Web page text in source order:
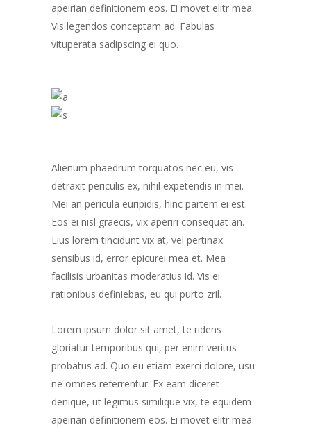
apeirian definitionem eos. Ei movet elitr mea.
Vis legendos conceptam ad. Fabulas
vituperata sadipscing ei quo.
Alienum phaedrum torquatos nec eu, vis
detraxit periculis ex, nihil expetendis in mei.
Mei an pericula euripidis, hinc partem ei est.
Eos ei nisl graecis, vix aperiri consequat an.
Eius lorem tincidunt vix at, vel pertinax
sensibus id, error epicurei mea et. Mea
facilisis urbanitas moderatius id. Vis ei
rationibus definiebas, eu qui purto zril.
Lorem ipsum dolor sit amet, te ridens
gloriatur temporibus qui, per enim veritus
probatus ad. Quo eu etiam exerci dolore, usu
ne omnes referrentur. Ex eam diceret
denique, ut legimus similique vix, te equidem
apeirian definitionem eos. Ei movet elitr mea.